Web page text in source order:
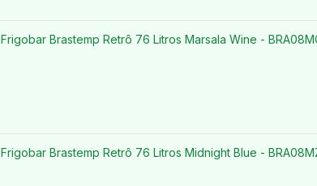
Frigobar Brastemp Retrô 76 Litros Marsala Wine -
Frigobar Brastemp Retrô 76 Litros Midnight Blue -